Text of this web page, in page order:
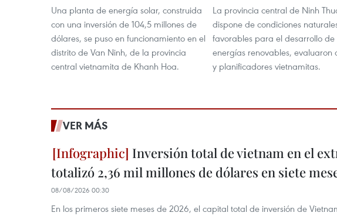
Una planta de energía solar, construida
con una inversión de 104,5 millones de
dólares, se puso en funcionamiento en el
distrito de Van Ninh, de la provincia
central vietnamita de Khanh Hoa.
La provincia central de Ninh
dispone de condiciones
favorables para el desarrollo de
energías renovables, evaluaron
y planificadores vietnamitas.
VER MÁS
Inversión total de vietnam en el
totalizó 2,36 mil millones de dólares en siete
08/08/2026 00:30
En los primeros siete meses de 2026, el capital total de inversión de